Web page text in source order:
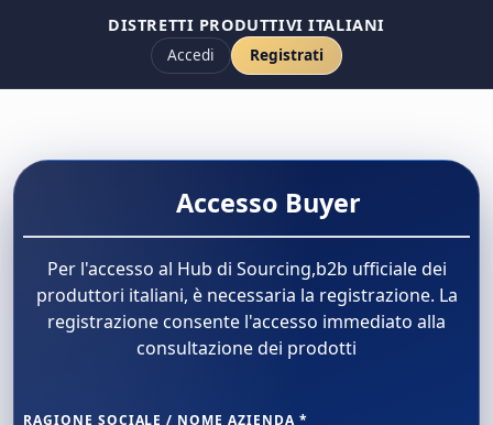
DISTRETTI PRODUTTIVI ITALIANI
Accedi
Registrati
Accesso Buyer
Per l'accesso al Hub di Sourcing,b2b ufficiale dei
produttori italiani, è necessaria la registrazione. La
registrazione consente l'accesso immediato alla
consultazione dei prodotti
RAGIONE SOCIALE / NOME AZIENDA *